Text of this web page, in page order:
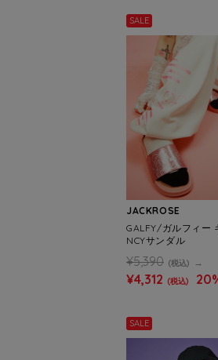
SALE
JACKROSE
GALFY/ガルフィー
NCYサンダル
¥5,390 (税込)
¥4,312 (税込)
SALE